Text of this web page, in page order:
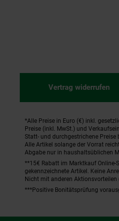
Vertrag widerrufen
Fußnoten
*Alle Preise in Euro (€) inkl.
Preise (inkl. MwSt.) und
Statt- und durchgestrichene
Alle Artikel solange der Vorrat
Abgabe nur in haushaltsüblichen
**15€ Rabatt im Marktkauf Online-
gekennzeichnete Artikel. Keine
Nicht mit anderen Aktionsvorteilen
***Positive Bonitätsprüfung